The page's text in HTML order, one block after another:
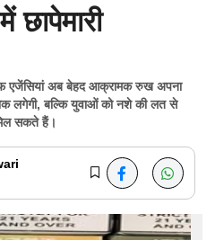
एजेंसियां अब बेहद आक्रामक रुख अपना
लगेगी, बल्कि युवाओं को नशे की लत से
सकते हैं।